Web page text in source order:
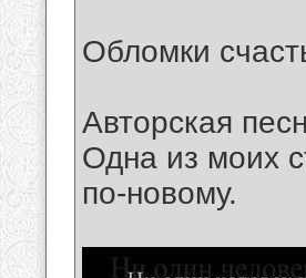
Обломки
Авторская
Одна из моих
по-новому.